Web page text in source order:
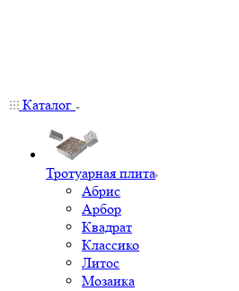
Каталог
Тротуарная плита
Абрис
Арбор
Квадрат
Классико
Литос
Мозаика